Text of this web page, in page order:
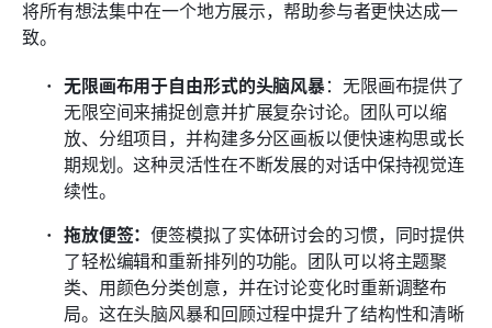
将所有想法集中在一个地方展示，帮助参与者更快达成一
致。
无限画布用于自由形式的头脑风暴：无限画布提供了
无限空间来捕捉创意并扩展复杂讨论。团队可以缩
放、分组项目，并构建多分区画板以便快速构思或长
期规划。这种灵活性在不断发展的对话中保持视觉连
续性。
拖放便签：便签模拟了实体研讨会的习惯，同时提供
了轻松编辑和重新排列的功能。团队可以将主题聚
类、用颜色分类创意，并在讨论变化时重新调整布
局。这在头脑风暴和回顾过程中提升了结构性和清晰